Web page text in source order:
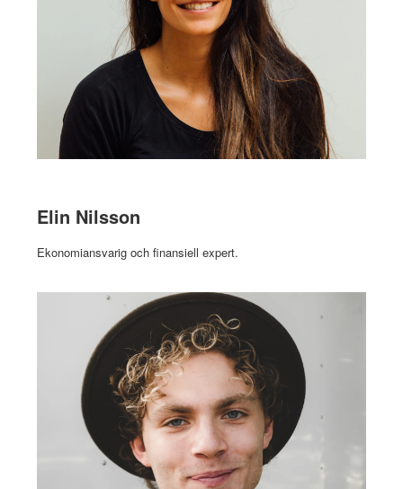
Elin Nilsson
Ekonomiansvarig och finansiell expert.